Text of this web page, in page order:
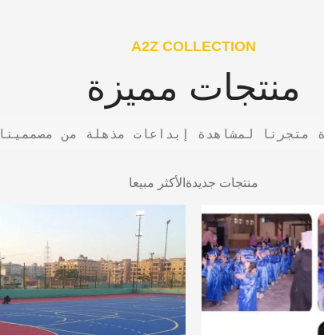
A2Z COLLECTION
منتجات مميزة
متجرنا لمشاهدة إبداعات مذهلة من مصممينا
منتجات جديدة الأكثر مبيعا